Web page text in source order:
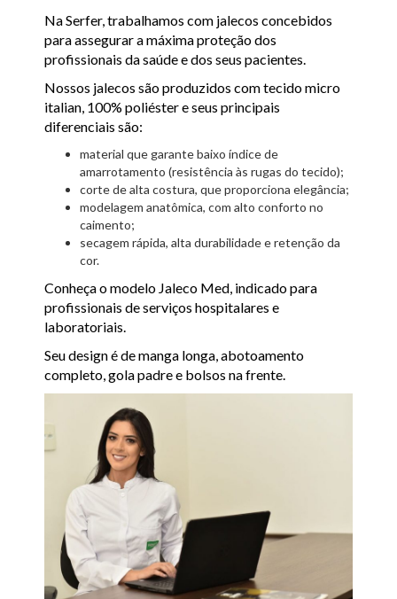
Na Serfer, trabalhamos com jalecos concebidos
para assegurar a máxima proteção dos
profissionais da saúde e dos seus pacientes.
Nossos jalecos são produzidos com tecido micro
italian, 100% poliéster e seus principais
diferenciais são:
material que garante baixo índice de
amarrotamento (resistência às rugas do tecido);
corte de alta costura, que proporciona elegância;
modelagem anatômica, com alto conforto no
caimento;
secagem rápida, alta durabilidade e retenção da
cor.
Conheça o modelo Jaleco Med, indicado para
profissionais de serviços hospitalares e
laboratoriais.
Seu design é de manga longa, abotoamento
completo, gola padre e bolsos na frente.